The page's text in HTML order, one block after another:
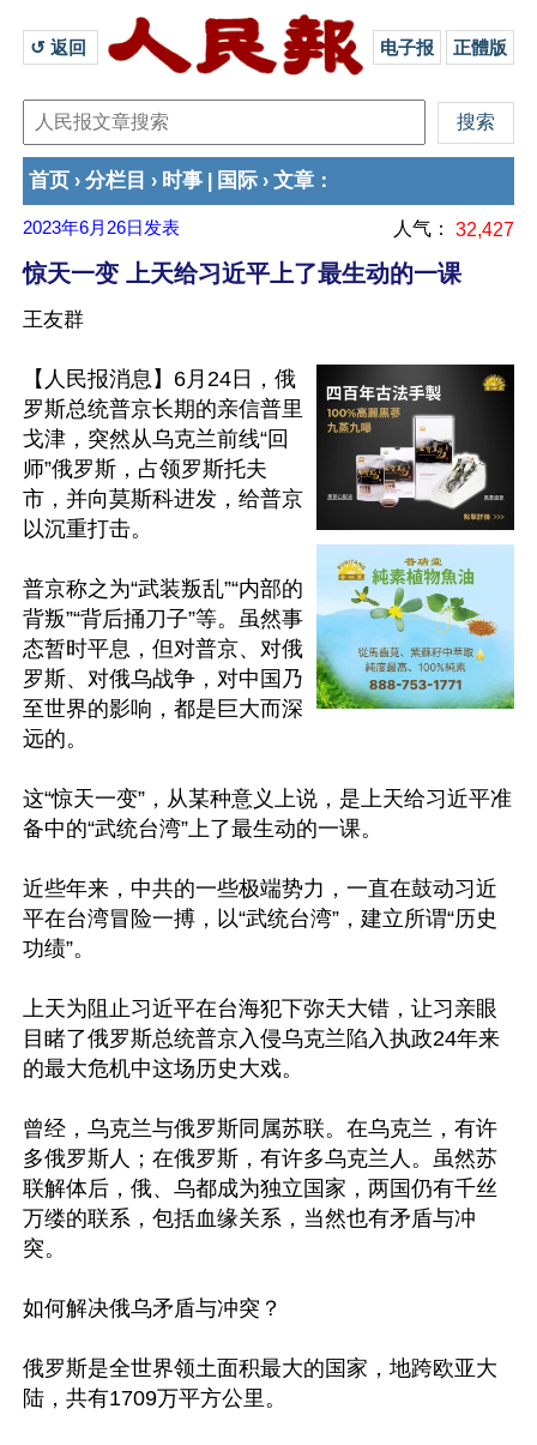
↺ 返回 电子报 正體版
首页 › 分栏目 › 时事 国际 › 文章 ：
2023年6月26日 发表 人气： 32,427
惊天一变 上天给习近平上了最生动的一课
王友群
【人民报消息】6月24日，俄
罗斯总统普京长期的亲信普里
戈津，突然从乌克兰前线“回
师”俄罗斯，占领罗斯托夫
市，并向莫斯科进发，给普京
以沉重打击。
普京称之为“武装叛乱”“内部的
背叛”“背后捅刀子”等。虽然事
态暂时平息，但对普京、对俄
罗斯、对俄乌战争，对中国乃
至世界的影响，都是巨大而深
远的。
这“惊天一变”，从某种意义上说，是上天给习近平准
备中的“武统台湾”上了最生动的一课。
近些年来，中共的一些极端势力，一直在鼓动习近
平在台湾冒险一搏，以“武统台湾”，建立所谓“历史
功绩”。
上天为阻止习近平在台海犯下弥天大错，让习亲眼
目睹了俄罗斯总统普京入侵乌克兰陷入执政24年来
的最大危机中这场历史大戏。
曾经，乌克兰与俄罗斯同属苏联。在乌克兰，有许
多俄罗斯人；在俄罗斯，有许多乌克兰人。虽然苏
联解体后，俄、乌都成为独立国家，两国仍有千丝
万缕的联系，包括血缘关系，当然也有矛盾与冲
突。
如何解决俄乌矛盾与冲突？
俄罗斯是全世界领土面积最大的国家，地跨欧亚大
陆，共有1709万平方公里。